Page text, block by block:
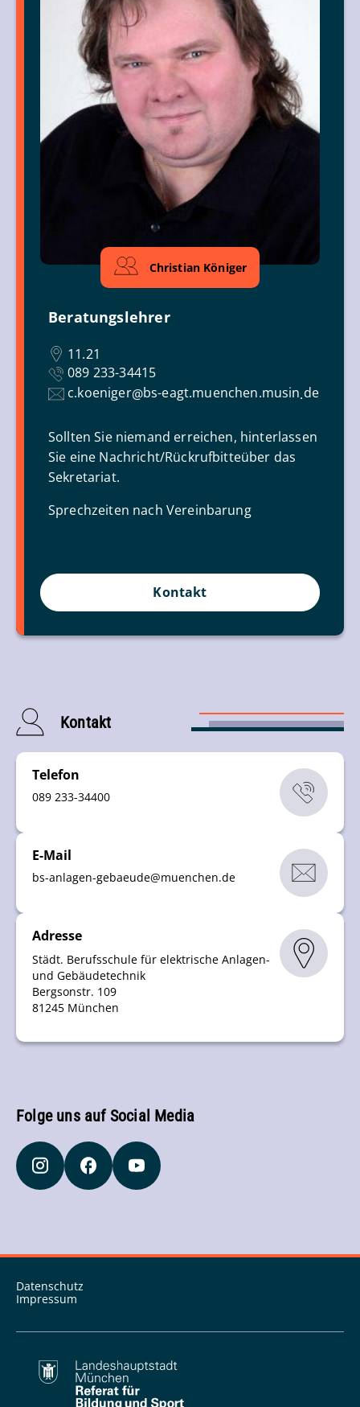
Christian Königer
Beratungslehrer
11.21
089 233-34415
c.koeniger@bs-eagt.muenchen.musin.de
Sollten Sie niemand erreichen, hinterlassen
Sie eine Nachricht/Rückrufbitteüber das
Sekretariat.
Sprechzeiten nach Vereinbarung
Kontakt
Kontakt
Telefon
089 233-34400
E-Mail
bs-anlagen-gebaeude@muenchen.de
Adresse
Städt. Berufsschule für elektrische Anlagen-
und Gebäudetechnik
Bergsonstr. 109
81245 München
Folge uns auf Social Media
Datenschutz
Impressum